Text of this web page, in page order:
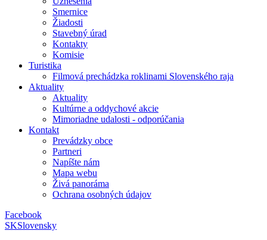
Smernice
Žiadosti
Stavebný úrad
Kontakty
Komisie
Turistika
Filmová prechádzka roklinami Slovenského raja
Aktuality
Aktuality
Kultúrne a oddychové akcie
Mimoriadne udalosti - odporúčania
Kontakt
Prevádzky obce
Partneri
Napíšte nám
Mapa webu
Živá panoráma
Ochrana osobných údajov
Facebook
SKSlovensky